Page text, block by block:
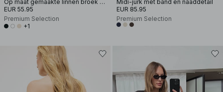
Op maat gemaakte linnen broek met wijde pijpen
EUR 55.95
Premium Selection
+1
Midi-jurk met band en naaddetail
EUR 85.95
Premium Selection